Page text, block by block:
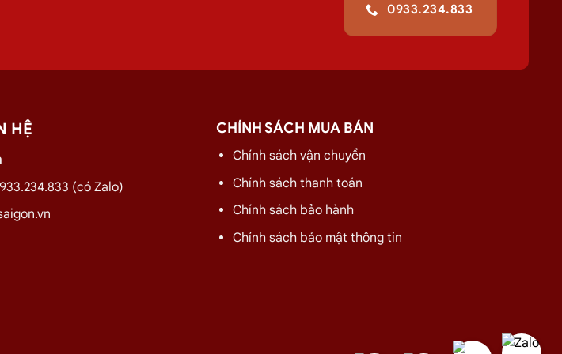
Ngày 07/08
275.000
480.000
0933.234.833
HỆ
(có Zalo)
CHÍNH SÁCH MUA BÁN
Chính sách vận chuyển
Chính sách thanh toán
Chính sách bảo hành
Chính sách bảo mật thông tin